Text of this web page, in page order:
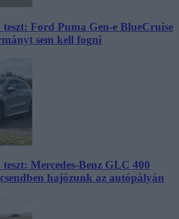
Ford Puma Gen-e BlueCruise
sem kell fogni
Mercedes-Benz GLC 400
hajózunk az autópályán